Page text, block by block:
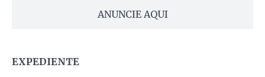
ANUNCIE AQUI
EXPEDIENTE